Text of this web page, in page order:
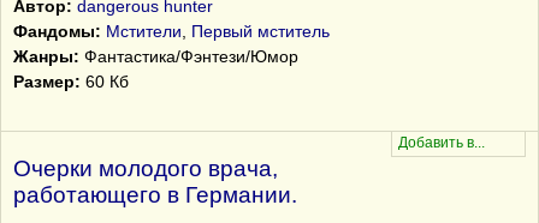
Автор: dangerous hunter
Фандомы: Мстители
Первый мститель
Жанры: Фантастика/Фэнтези/Юмор
Размер: 60 Кб
Очерки молодого врача,
работающего в Германии.